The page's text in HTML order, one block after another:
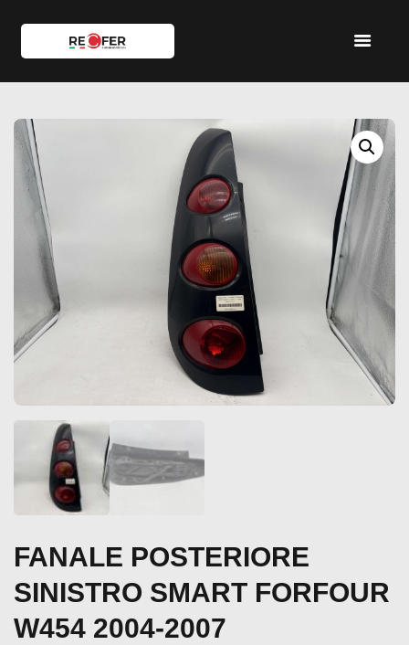
HOME
ACCOUNT
FANALE POSTERIORE
SINISTRO SMART FORFOUR
W454 2004-2007